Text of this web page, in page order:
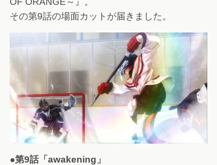
その第9話の場面カットが届きました。
●第9話「awakening」